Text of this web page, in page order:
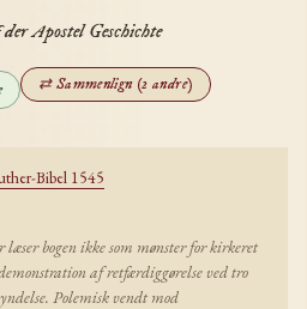
Apostel Geschichte
⇄ Sammenlign (2 andre)
Bibel 1545
bogen ikke som mønster for kirkeret
af retfærdiggørelse ved tro
Polemisk vendt mod